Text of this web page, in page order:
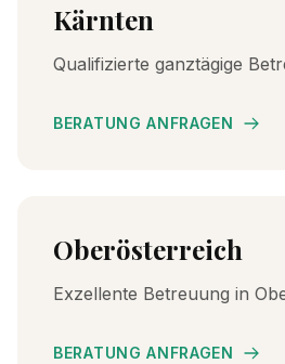
Kärnten
Qualifizierte ganztägige
BERATUNG ANFRAGEN
Oberösterreich
Exzellente Betreuung in
BERATUNG ANFRAGEN